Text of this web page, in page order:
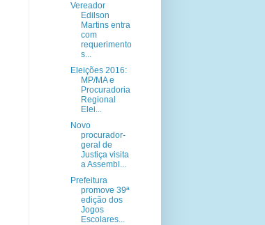
Vereador
Edilson
Martins entra
com
requerimento
s...
Eleições 2016:
MP/MA e
Procuradoria
Regional
Elei...
Novo
procurador-
geral de
Justiça visita
a Assembl...
Prefeitura
promove 39ª
edição dos
Jogos
Escolares...